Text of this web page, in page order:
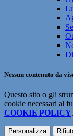
Nessun contenuto da
Questo sito o gli
cookie necessari al
COOKIE POLICY.
Personalizza